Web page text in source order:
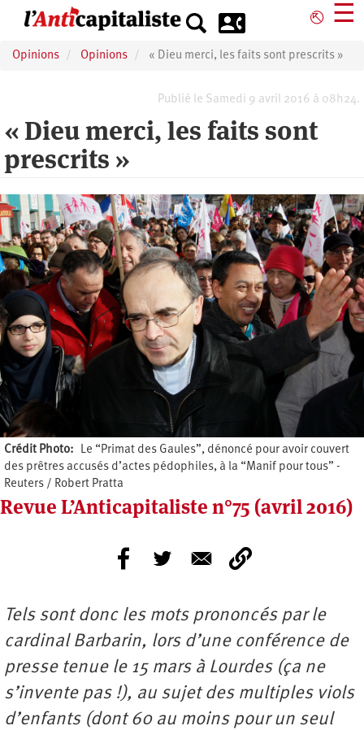
principal
⎋ ☰
Opinions Opinions « Dieu merci, les faits sont prescrits »
Publié le Samedi 9 avril 2016 à 08h24.
« Dieu merci, les faits sont
prescrits »
Crédit Photo
Le “Primat des Gaules”, dénoncé pour avoir couvert
des prêtres accusés d’actes pédophiles, à la “Manif pour tous” -
Reuters / Robert Pratta
Revue L’Anticapitaliste n°75 (avril 2016)
Tels sont donc les mots prononcés par le
cardinal Barbarin, lors d’une conférence de
presse tenue le 15 mars à Lourdes (ça ne
s’invente pas !), au sujet des multiples viols
d’enfants (dont 60 au moins pour un seul